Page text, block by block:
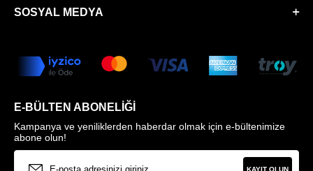
SOSYAL MEDYA
E-BÜLTEN ABONELIĞI
Kampanya ve yeniliklerden haberdar olmak için e-bültenimize
abone olun!
KAYIT OLUN